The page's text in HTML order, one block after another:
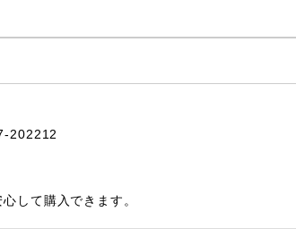
202212
して購入できます。